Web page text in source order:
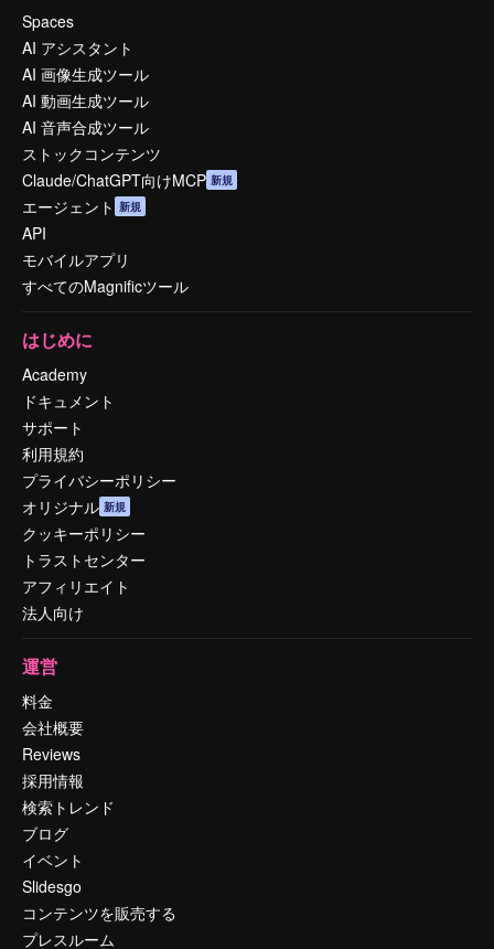
Spaces
AI アシスタント
AI 画像生成ツール
AI 動画生成ツール
AI 音声合成ツール
ストックコンテンツ
Claude/ChatGPT向けMCP 新規
エージェント 新規
API
モバイルアプリ
すべてのMagnificツール
はじめに
Academy
ドキュメント
サポート
利用規約
プライバシーポリシー
オリジナル 新規
クッキーポリシー
トラストセンター
アフィリエイト
法人向け
運営
料金
会社概要
Reviews
採用情報
検索トレンド
ブログ
イベント
Slidesgo
コンテンツを販売する
プレスルーム